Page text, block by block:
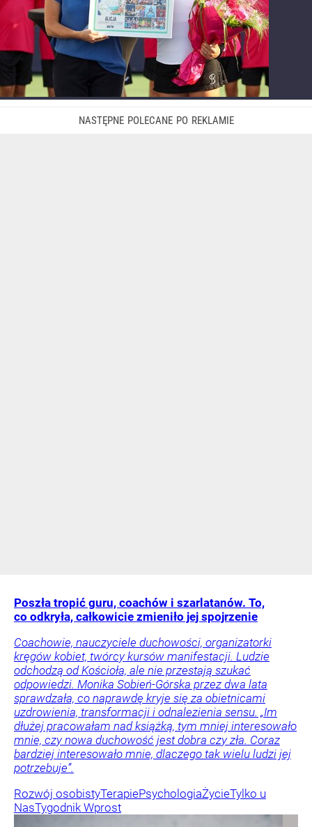
Poszła tropić guru, coachów i szarlatanów. To,
co odkryła, całkowicie zmieniło jej spojrzenie
Coachowie, nauczyciele duchowości, organizatorki
kręgów kobiet, twórcy kursów manifestacji. Ludzie
odchodzą od Kościoła, ale nie przestają szukać
odpowiedzi. Monika Sobień-Górska przez dwa lata
sprawdzała, co naprawdę kryje się za obietnicami
uzdrowienia, transformacji i odnalezienia sensu. „Im
dłużej pracowałam nad książką, tym mniej interesowało
mnie, czy nowa duchowość jest dobra czy zła. Coraz
bardziej interesowało mnie, dlaczego tak wielu ludzi jej
potrzebuje”.
Rozwój osobistyTerapiePsychologiaŻycieTylko u
NasTygodnik Wprost